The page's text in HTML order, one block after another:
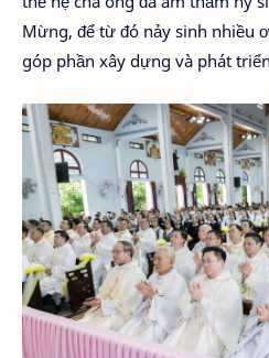
Mừng, để từ đó nảy sinh nhiều
góp phần xây dựng và phát